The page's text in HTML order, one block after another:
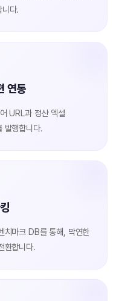
다.
연동
URL과 정산 엑셀
발행합니다.
치마크 DB를 통해, 막연한
환합니다.